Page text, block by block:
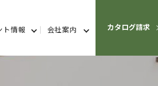
カタログ請求
ト情報 会社案内